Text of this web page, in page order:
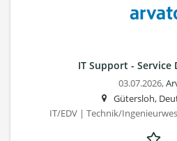
IT Support - Service
03.07.2026,
Gütersloh,
IT/EDV | Technik/